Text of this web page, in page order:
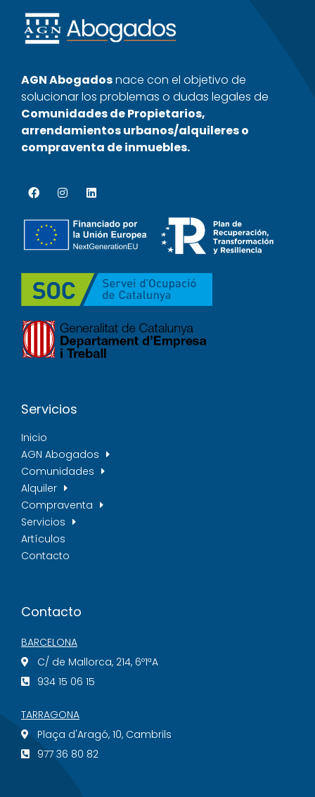
AGN Abogadosnace con el objetivo de
solucionar los problemas o dudas legales de
Comunidades de Propietarios,
arrendamientos urbanos/alquileres o
compraventa de inmuebles.
Servicios
Inicio
AGN Abogados
Comunidades
Alquiler
Compraventa
Servicios
Artículos
Contacto
Contacto
BARCELONA
C/ de Mallorca, 214, 6º1ªA
934 15 06 15
TARRAGONA
Plaça d'Aragó, 10, Cambrils
977 36 80 82